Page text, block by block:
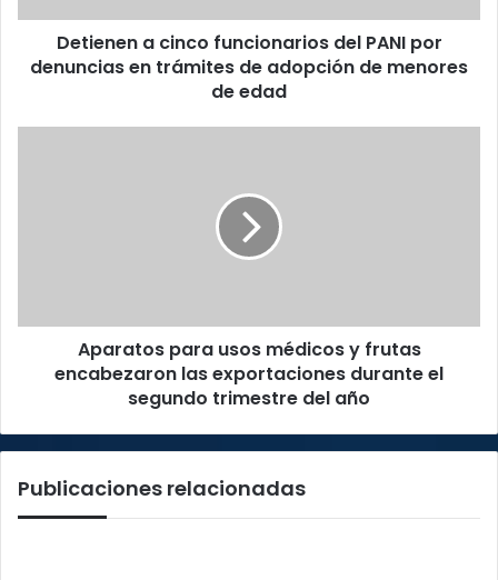
en
trámites
de
Detienen a cinco funcionarios del PANI por
denuncias en trámites de adopción de menores
de edad
exportaciones
del
Aparatos para usos médicos y frutas
encabezaron las exportaciones durante el
segundo trimestre del año
Publicaciones relacionadas